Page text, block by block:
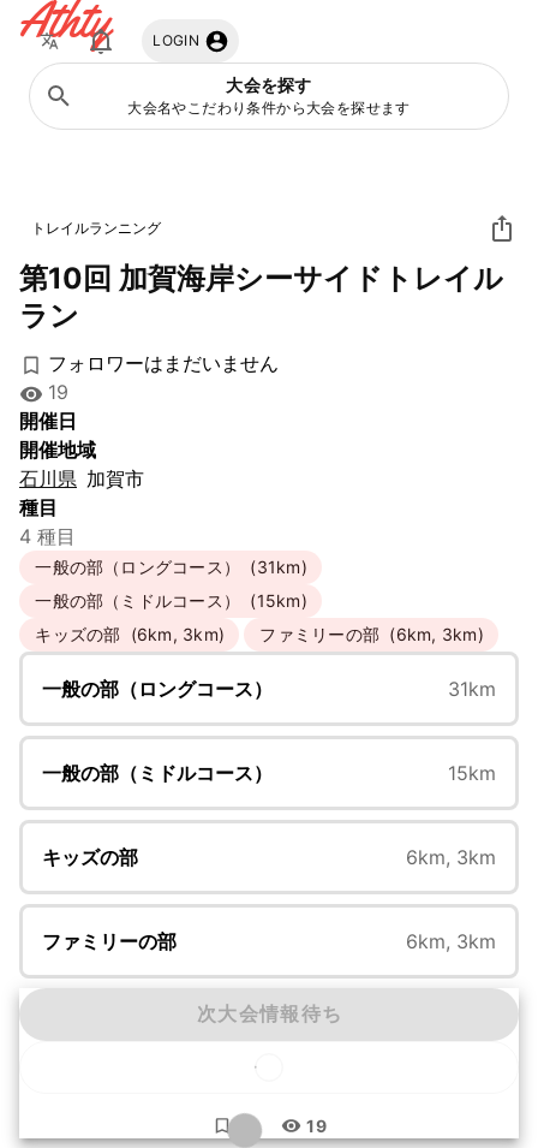
Athty LOGIN
大会を探す
大会名やこだわり条件から大会を探せます
トレイルランニング
第10回 加賀海岸シーサイドトレイル
ラン
フォロワーはまだいません
19
開催日
開催地域
石川県 加賀市
種目
4 種目
一般の部（ロングコース）
(31km)
一般の部（ミドルコース）
(15km)
キッズの部 (6km, 3km) ファミリーの部 (6km, 3km)
一般の部（ロングコース） 31km
一般の部（ミドルコース） 15km
キッズの部 6km, 3km
ファミリーの部 6km, 3km
次大会情報待ち
19